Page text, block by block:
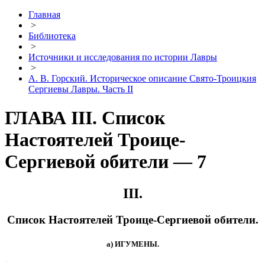
Главная
>
Библиотека
>
Источники и исследования по истории Лавры
>
А. В. Горский. Историческое описание Свято-Троицкия
Сергиевы Лавры. Часть II
ГЛАВА III. Список
Настоятелей Троице-
Сергиевой обители — 7
III.
Список Настоятелей Троице-Сергиевой обители.
а) ИГУМЕНЫ.